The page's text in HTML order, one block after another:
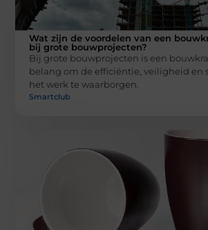
Wat zijn de voordelen van een
bij grote bouwprojecten?
Bij grote bouwprojecten is een
belang om de efficiëntie, veiligheid en
het werk te waarborgen.
Smartclub